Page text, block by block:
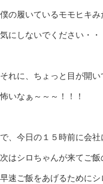
僕の履いているモモヒキみ
気にしないでください・・
それに、ちょっと目が開
怖いなぁ～～～！！！
で、今日の１５時前に会
次はシロちゃんが来てご
早速ご飯をあげるために